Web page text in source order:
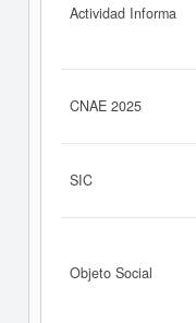
Actividad Informa
CNAE 2025
SIC
Objeto Social